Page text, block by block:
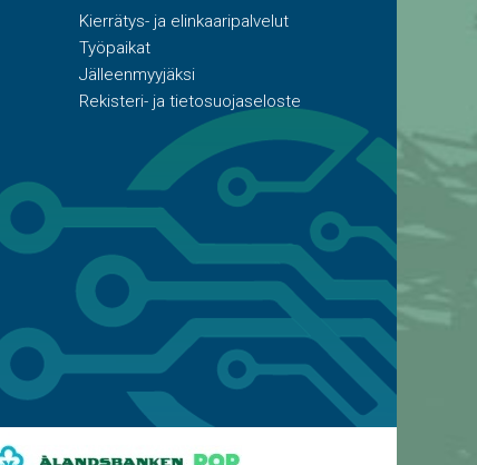
Kierrätys- ja elinkaaripalvelut
Työpaikat
Jälleenmyyjäksi
Rekisteri- ja tietosuojaseloste